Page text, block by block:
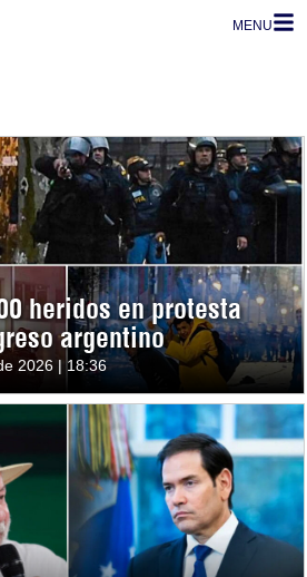
MENU
heridos en protesta
argentino
2026 | 18:36